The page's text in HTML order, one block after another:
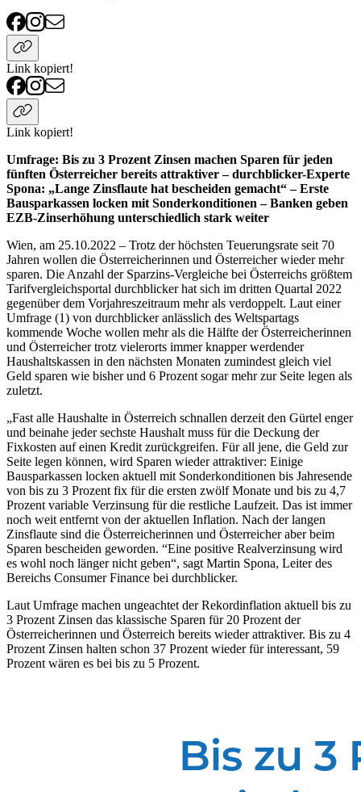
Link kopiert!
Link kopiert!
Umfrage: Bis zu 3 Prozent Zinsen machen Sparen für jeden
fünften Österreicher bereits attraktiver – durchblicker-Experte
Spona: „Lange Zinsflaute hat bescheiden gemacht“ – Erste
Bausparkassen locken mit Sonderkonditionen – Banken geben
EZB-Zinserhöhung unterschiedlich stark weiter
Wien, am 25.10.2022 – Trotz der höchsten Teuerungsrate seit 70
Jahren wollen die Österreicherinnen und Österreicher wieder mehr
sparen. Die Anzahl der Sparzins-Vergleiche bei Österreichs größtem
Tarifvergleichsportal durchblicker hat sich im dritten Quartal 2022
gegenüber dem Vorjahreszeitraum mehr als verdoppelt. Laut einer
Umfrage (1) von durchblicker anlässlich des Weltspartags
kommende Woche wollen mehr als die Hälfte der Österreicherinnen
und Österreicher trotz vielerorts immer knapper werdender
Haushaltskassen in den nächsten Monaten zumindest gleich viel
Geld sparen wie bisher und 6 Prozent sogar mehr zur Seite legen als
zuletzt.
„Fast alle Haushalte in Österreich schnallen derzeit den Gürtel enger
und beinahe jeder sechste Haushalt muss für die Deckung der
Fixkosten auf einen Kredit zurückgreifen. Für all jene, die Geld zur
Seite legen können, wird Sparen wieder attraktiver: Einige
Bausparkassen locken aktuell mit Sonderkonditionen bis Jahresende
von bis zu 3 Prozent fix für die ersten zwölf Monate und bis zu 4,7
Prozent variable Verzinsung für die restliche Laufzeit. Das ist immer
noch weit entfernt von der aktuellen Inflation. Nach der langen
Zinsflaute sind die Österreicherinnen und Österreicher aber beim
Sparen bescheiden geworden. “Eine positive Realverzinsung wird
es wohl noch länger nicht geben“, sagt Martin Spona, Leiter des
Bereichs Consumer Finance bei durchblicker.
Laut Umfrage machen ungeachtet der Rekordinflation aktuell bis zu
3 Prozent Zinsen das klassische Sparen für 20 Prozent der
Österreicherinnen und Österreich bereits wieder attraktiver. Bis zu 4
Prozent Zinsen halten schon 37 Prozent wieder für interessant, 59
Prozent wären es bei bis zu 5 Prozent.